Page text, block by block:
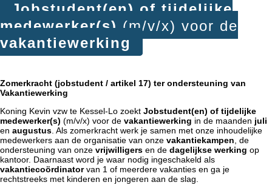
Jobstudent(en) of tijdelijke
medewerker(s) (m/v/x) voor de
vakantiewerking
Zomerkracht (jobstudent / artikel 17) ter ondersteuning van
Vakantiewerking
Koning Kevin vzw te Kessel-Lo zoekt Jobstudent(en) of tijdelijke
medewerker(s) (m/v/x) voor de vakantiewerking in de maanden juli
en augustus. Als zomerkracht werk je samen met onze inhoudelijke
medewerkers aan de organisatie van onze vakantiekampen, de
ondersteuning van onze vrijwilligers en de dagelijkse werking op
kantoor. Daarnaast word je waar nodig ingeschakeld als
vakantiecoördinatorvan 1 of meerdere vakanties en ga je
rechtstreeks met kinderen en jongeren aan de slag.